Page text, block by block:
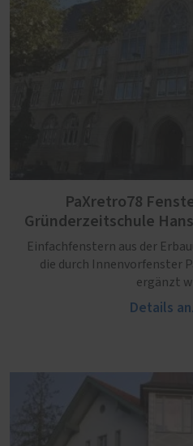
PaXretro78
Gründerzeitschule
Einfachfenstern aus der
die durch Innenvorfenster
ergänzt
Details